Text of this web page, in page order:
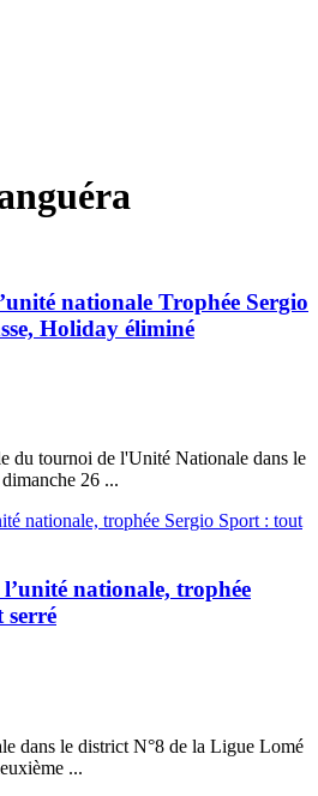
nationale Trophée Sergio
Holiday éliminé
du tournoi de l'Unité Nationale dans le
26 ...
nationale, trophée
serré
dans le district N°8 de la Ligue Lomé
...